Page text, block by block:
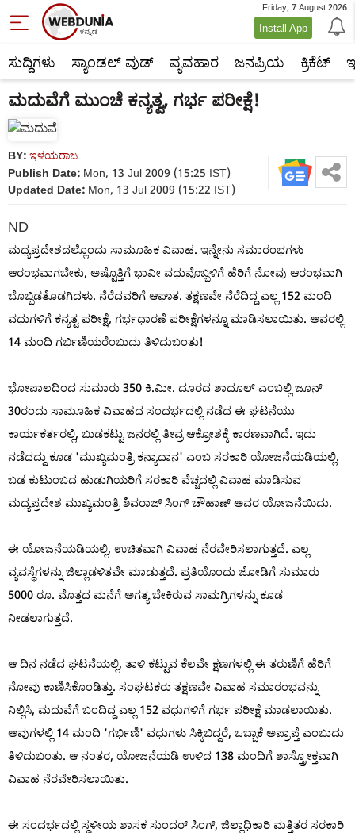
Newsworld
News
National
0907
13
1090713044_1.htm
Friday, 7 August 2026
Install App
ಸುದ್ದಿಗಳು ಸ್ಯಾಂಡಲ್ ವುಡ್ ವ್ಯವಹಾರ ಜನಪ್ರಿಯ ಕ್ರಿಕೆಟ್‌
ಮದುವೆಗೆ ಮುಂಚೆ ಕನ್ಯತ್ವ, ಗರ್ಭ ಪರೀಕ್ಷೆ!
BY: ಇಳಯರಾಜ
Publish Date: Mon, 13 Jul 2009 (15:25 IST)
Updated Date: Mon, 13 Jul 2009 (15:22 IST)
ND
ಮಧ್ಯಪ್ರದೇಶದಲ್ಲೊಂದು ಸಾಮೂಹಿಕ ವಿವಾಹ. ಇನ್ನೇನು ಸಮಾರಂಭಗಳು
ಆರಂಭವಾಗಬೇಕು, ಅಷ್ಟೊತ್ತಿಗೆ ಭಾವೀ ವಧುವೊಬ್ಬಳಿಗೆ ಹೆರಿಗೆ ನೋವು ಆರಂಭವಾಗಿ
ಬೊಬ್ಬಿಡತೊಡಗಿದಳು. ನೆರೆದವರಿಗೆ ಆಘಾತ. ತಕ್ಷಣವೇ ನೆರೆದಿದ್ದ ಎಲ್ಲ 152 ಮಂದಿ
ವಧುಗಳಿಗೆ ಕನ್ಯತ್ವ ಪರೀಕ್ಷೆ, ಗರ್ಭಧಾರಣೆ ಪರೀಕ್ಷೆಗಳನ್ನೂ ಮಾಡಿಸಲಾಯಿತು. ಅವರಲ್ಲಿ
14 ಮಂದಿ ಗರ್ಭಿಣಿಯರೆಂಬುದು ತಿಳಿದುಬಂತು!
ಭೋಪಾಲದಿಂದ ಸುಮಾರು 350 ಕಿ.ಮೀ. ದೂರದ ಶಾದೂಲ್ ಎಂಬಲ್ಲಿ ಜೂನ್
30ರಂದು ಸಾಮೂಹಿಕ ವಿವಾಹದ ಸಂದರ್ಭದಲ್ಲಿ ನಡೆದ ಈ ಘಟನೆಯು
ಕಾರ್ಯಕರ್ತರಲ್ಲಿ, ಬುಡಕಟ್ಟು ಜನರಲ್ಲಿ ತೀವ್ರ ಆಕ್ರೋಶಕ್ಕೆ ಕಾರಣವಾಗಿದೆ. ಇದು
ನಡೆದದ್ದು ಕೂಡ 'ಮುಖ್ಯಮಂತ್ರಿ ಕನ್ಯಾದಾನ' ಎಂಬ ಸರಕಾರಿ ಯೋಜನೆಯಡಿಯಲ್ಲಿ.
ಬಡ ಕುಟುಂಬದ ಹುಡುಗಿಯರಿಗೆ ಸರಕಾರಿ ವೆಚ್ಚದಲ್ಲಿ ವಿವಾಹ ಮಾಡಿಸುವ
ಮಧ್ಯಪ್ರದೇಶ ಮುಖ್ಯಮಂತ್ರಿ ಶಿವರಾಜ್ ಸಿಂಗ್ ಚೌಹಾಣ್ ಅವರ ಯೋಜನೆಯಿದು.
ಈ ಯೋಜನೆಯಡಿಯಲ್ಲಿ, ಉಚಿತವಾಗಿ ವಿವಾಹ ನೆರವೇರಿಸಲಾಗುತ್ತದೆ. ಎಲ್ಲ
ವ್ಯವಸ್ಥೆಗಳನ್ನು ಜಿಲ್ಲಾಡಳಿತವೇ ಮಾಡುತ್ತದೆ. ಪ್ರತಿಯೊಂದು ಜೋಡಿಗೆ ಸುಮಾರು
5000 ರೂ. ಮೊತ್ತದ ಮನೆಗೆ ಅಗತ್ಯ ಬೇಕಿರುವ ಸಾಮಗ್ರಿಗಳನ್ನು ಕೂಡ
ನೀಡಲಾಗುತ್ತದೆ.
ಆ ದಿನ ನಡೆದ ಘಟನೆಯಲ್ಲಿ, ತಾಳಿ ಕಟ್ಟುವ ಕೆಲವೇ ಕ್ಷಣಗಳಲ್ಲಿ ಈ ತರುಣಿಗೆ ಹೆರಿಗೆ
ನೋವು ಕಾಣಿಸಿಕೊಂಡಿತ್ತು. ಸಂಘಟಕರು ತಕ್ಷಣವೇ ವಿವಾಹ ಸಮಾರಂಭವನ್ನು
ನಿಲ್ಲಿಸಿ, ಮದುವೆಗೆ ಬಂದಿದ್ದ ಎಲ್ಲ 152 ವಧುಗಳಿಗೆ ಗರ್ಭ ಪರೀಕ್ಷೆ ಮಾಡಲಾಯಿತು.
ಅವುಗಳಲ್ಲಿ 14 ಮಂದಿ 'ಗರ್ಭಿಣಿ' ವಧುಗಳು ಸಿಕ್ಕಿಬಿದ್ದರೆ, ಒಬ್ಬಾಕೆ ಅಪ್ರಾಪ್ತೆ ಎಂಬುದು
ತಿಳಿದುಬಂತು. ಆ ನಂತರ, ಯೋಜನೆಯಡಿ ಉಳಿದ 138 ಮಂದಿಗೆ ಶಾಸ್ತ್ರೋಕ್ತವಾಗಿ
ವಿವಾಹ ನೆರವೇರಿಸಲಾಯಿತು.
ಈ ಸಂದರ್ಭದಲ್ಲಿ ಸ್ಥಳೀಯ ಶಾಸಕ ಸುಂದರ್ ಸಿಂಗ್, ಜಿಲ್ಲಾಧಿಕಾರಿ ಮತ್ತಿತರ ಸರಕಾರಿ